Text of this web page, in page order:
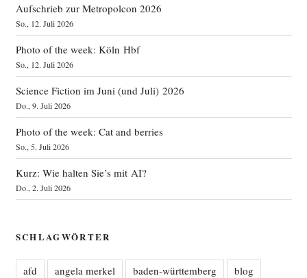
Aufschrieb zur Metropolcon 2026
So., 12. Juli 2026
Photo of the week: Köln Hbf
So., 12. Juli 2026
Science Fiction im Juni (und Juli) 2026
Do., 9. Juli 2026
Photo of the week: Cat and berries
So., 5. Juli 2026
Kurz: Wie halten Sie’s mit AI?
Do., 2. Juli 2026
SCHLAGWÖRTER
afd angela merkel baden-württemberg
blog